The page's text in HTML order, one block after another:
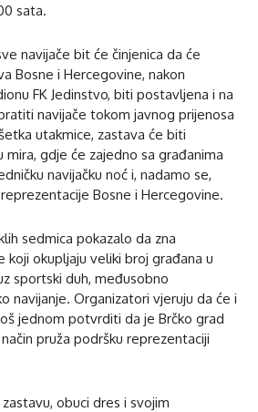
sata.
navijače bit će činjenica da će
Bosne i Hercegovine, nakon
FK Jedinstvo, biti postavljena i na
navijače tokom javnog prijenosa
utakmice, zastava će biti
mira, gdje će zajedno sa građanima
navijačku noć i, nadamo se,
Bosne i Hercegovine.
sedmica pokazalo da zna
koji okupljaju veliki broj građana u
sportski duh, međusobno
navijanje. Organizatori vjeruju da će i
jednom potvrditi da je Brčko grad
pruža podršku reprezentaciji
obuci dres i svojim